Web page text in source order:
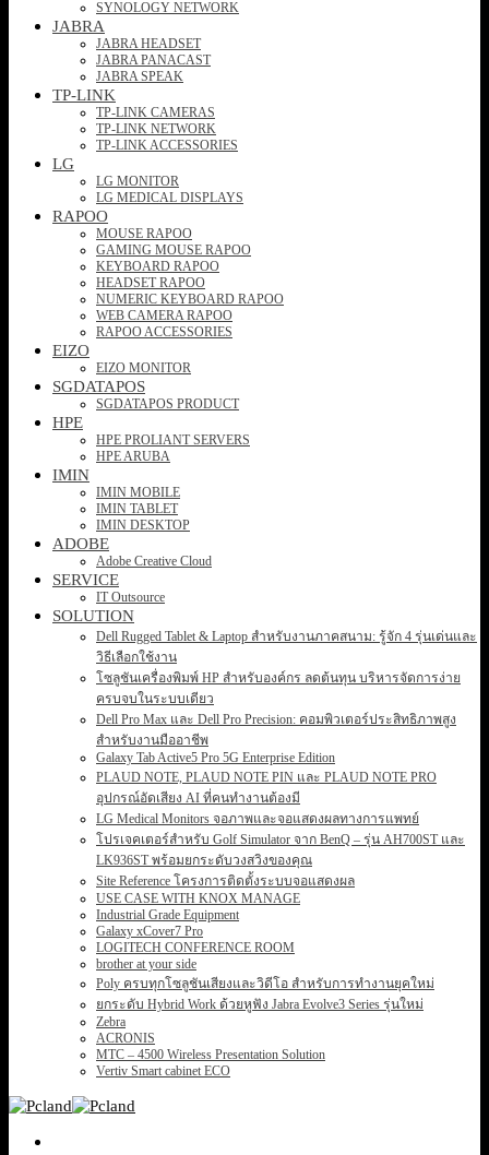
SYNOLOGY NETWORK
JABRA
JABRA HEADSET
JABRA PANACAST
JABRA SPEAK
TP-LINK
TP-LINK CAMERAS
TP-LINK NETWORK
TP-LINK ACCESSORIES
LG
LG MONITOR
LG MEDICAL DISPLAYS
RAPOO
MOUSE RAPOO
GAMING MOUSE RAPOO
KEYBOARD RAPOO
HEADSET RAPOO
NUMERIC KEYBOARD RAPOO
WEB CAMERA RAPOO
RAPOO ACCESSORIES
EIZO
EIZO MONITOR
SGDATAPOS
SGDATAPOS PRODUCT
HPE
HPE PROLIANT SERVERS
HPE ARUBA
IMIN
IMIN MOBILE
IMIN TABLET
IMIN DESKTOP
ADOBE
Adobe Creative Cloud
SERVICE
IT Outsource
SOLUTION
Dell Rugged Tablet & Laptop สำหรับงานภาคสนาม: รู้จัก 4 รุ่นเด่นและ
วิธีเลือกใช้งาน
โซลูชันเครื่องพิมพ์ HP สำหรับองค์กร ลดต้นทุน บริหารจัดการง่าย
ครบจบในระบบเดียว
Dell Pro Max และ Dell Pro Precision: คอมพิวเตอร์ประสิทธิภาพสูง
สำหรับงานมืออาชีพ
Galaxy Tab Active5 Pro 5G Enterprise Edition
PLAUD NOTE, PLAUD NOTE PIN และ PLAUD NOTE PRO
อุปกรณ์อัดเสียง AI ที่คนทำงานต้องมี
LG Medical Monitors จอภาพและจอแสดงผลทางการแพทย์
โปรเจคเตอร์สำหรับ Golf Simulator จาก BenQ – รุ่น AH700ST และ
LK936ST พร้อมยกระดับวงสวิงของคุณ
Site Reference โครงการติดตั้งระบบจอแสดงผล
USE CASE WITH KNOX MANAGE
Industrial Grade Equipment
Galaxy xCover7 Pro
LOGITECH CONFERENCE ROOM
brother at your side
Poly ครบทุกโซลูชันเสียงและวิดีโอ สำหรับการทำงานยุคใหม่
ยกระดับ Hybrid Work ด้วยหูฟัง Jabra Evolve3 Series รุ่นใหม่
Zebra
ACRONIS
MTC – 4500 Wireless Presentation Solution
Vertiv Smart cabinet ECO